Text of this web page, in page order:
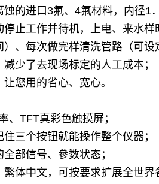
的进口3氟、4氟材料，内径1
止工作并待机，上电、来水样
、每次做完样清洗管路（可设
少了去现场标定的人工成本；
您用的省心、宽心。
、TFT真彩色触摸屏；
三个按钮就能操作整个仪器；
部信号、參数状态；
体中文，可按要求扩展全世界